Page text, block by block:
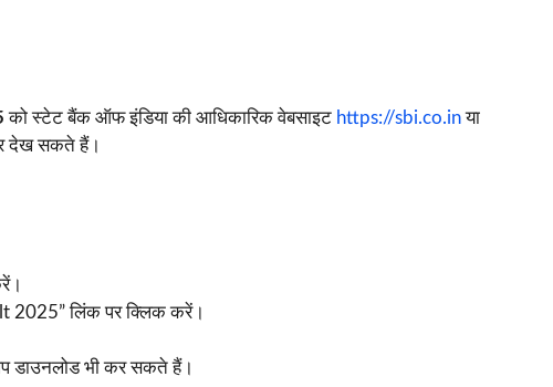
को स्टेट बैंक ऑफ इंडिया की आधिकारिक वेबसाइट https://sbi.co.inया
देख सकते हैं।
2025” लिंक पर क्लिक करें।
डाउनलोड भी कर सकते हैं।